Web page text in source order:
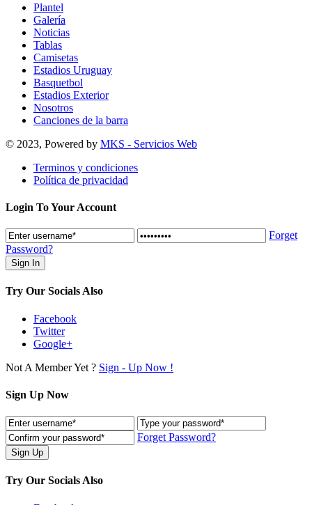
Plantel
Galería
Noticias
Tablas
Camisetas
Estadios Uruguay
Basquetbol
Estadios Exterior
Nosotros
Canciones de la barra
© 2023, Powered by MKS - Servicios Web
Terminos y condiciones
Política de privacidad
Login To Your Account
Forget
Password?
Try Our Socials Also
Facebook
Twitter
Google+
Not A Member Yet ? Sign - Up Now !
Sign Up Now
Forget Password?
Try Our Socials Also